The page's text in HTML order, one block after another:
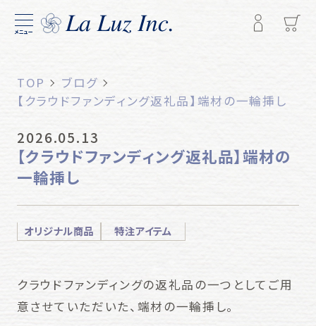
メニュー
TOP
ブログ
【クラウドファンディング返礼品】端材の一輪挿し
2026.05.13
【クラウドファンディング返礼品】端材の
一輪挿し
オリジナル商品 特注アイテム
クラウドファンディングの返礼品の一つとしてご用
意させていただいた、端材の一輪挿し。